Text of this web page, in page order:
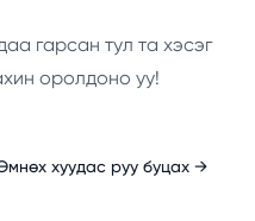
гарсан тул та хэсэг
оролдоно уу!
хуудас руу буцах →